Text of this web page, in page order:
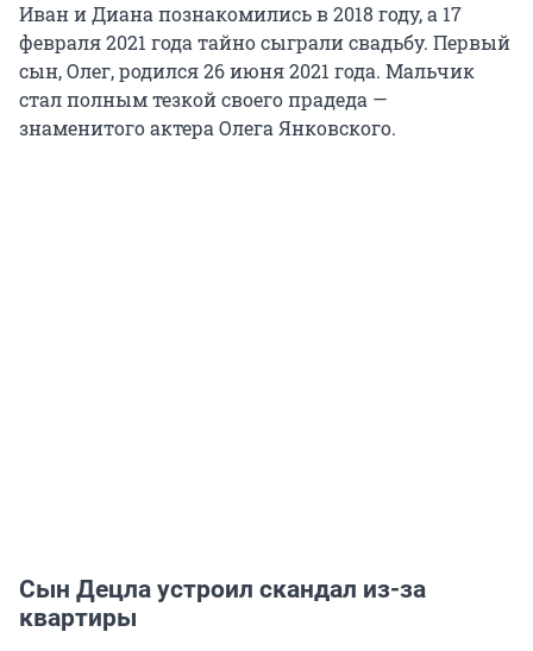
Иван и Диана познакомились в 2018 году, а 17
февраля 2021 года тайно сыграли свадьбу. Первый
сын, Олег, родился 26 июня 2021 года. Мальчик
стал полным тезкой своего прадеда —
знаменитого актера Олега Янковского.
Сын Децла устроил скандал из-за
квартиры